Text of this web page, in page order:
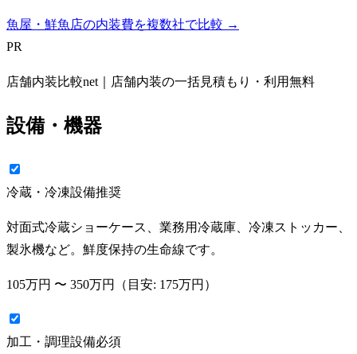
魚屋・鮮魚店の内装費を複数社で比較 →
PR
店舗内装比較net｜店舗内装の一括見積もり・利用無料
設備・機器
冷蔵・冷凍設備推奨
対面式冷蔵ショーケース、業務用冷蔵庫、冷凍ストッカー、
製氷機など。鮮度保持の生命線です。
105万円 〜 350万円 （目安: 175万円 ）
加工・調理設備必須